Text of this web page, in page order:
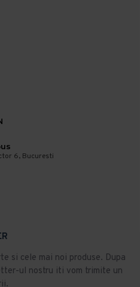
6, Bucuresti
si cele mai noi produse. Dupa
ul nostru iti vom trimite un